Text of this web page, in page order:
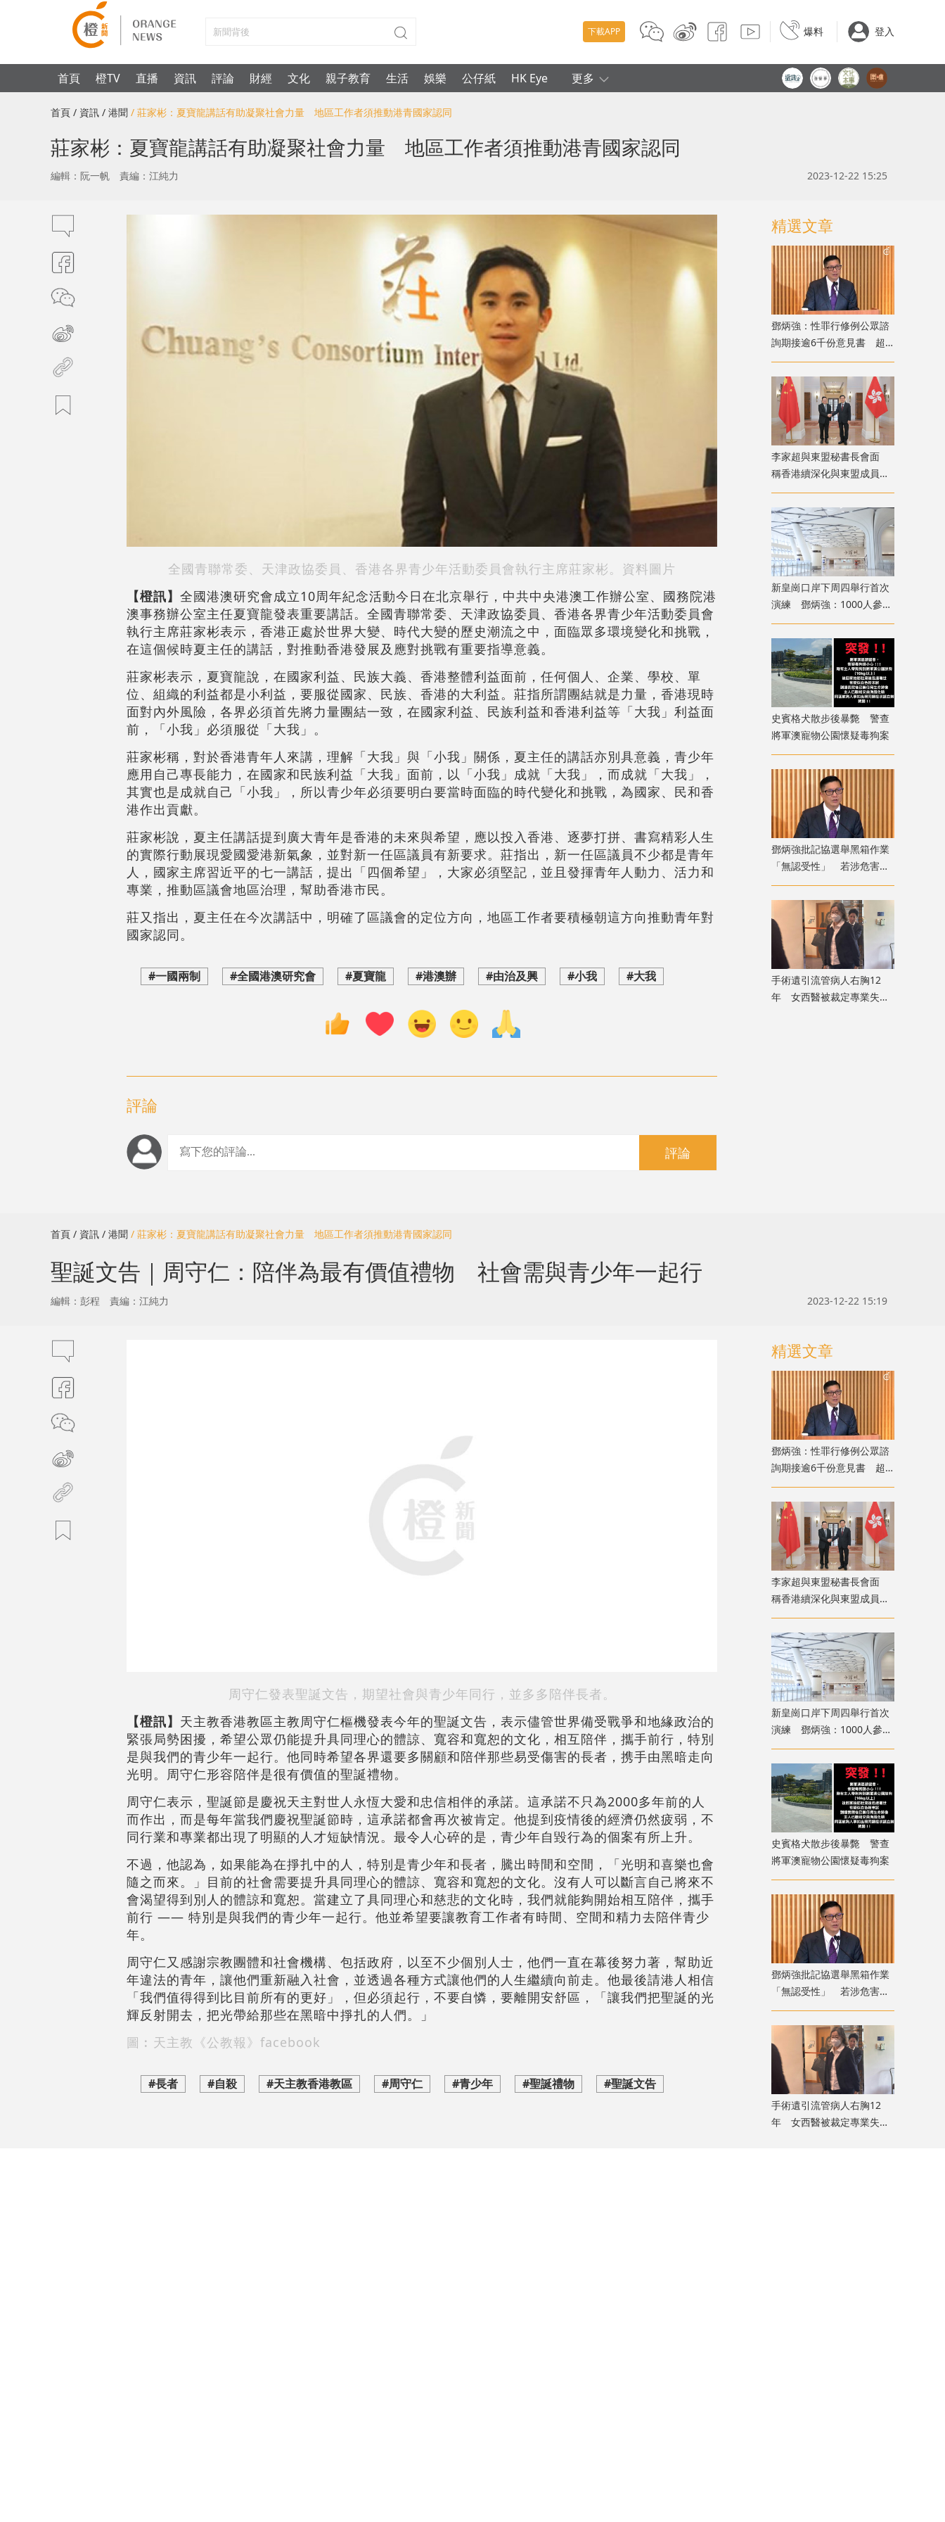
下載APP 爆料 登入
首頁 橙TV 直播 資訊 評論 財經 文化 親子教育 生活 娛樂 公仔紙 HK Eye 更多
首頁 / 資訊 / 港聞 / 莊家彬：夏寶龍講話有助凝聚社會力量 地區工作者須推動港青國家認同
莊家彬：夏寶龍講話有助凝聚社會力量 地區工作者須推動港青國家認同
編輯：阮一帆 責編：江純力 2023-12-22 15:25
全國青聯常委、天津政協委員、香港各界青少年活動委員會執行主席莊家彬。資料圖片
【橙訊】 全國港澳研究會成立10周年紀念活動今日在北京舉行，中共中央港澳工作辦公室、國務院港
澳事務辦公室主任夏寶龍發表重要講話。全國青聯常委、天津政協委員、香港各界青少年活動委員會
執行主席莊家彬表示，香港正處於世界大變、時代大變的歷史潮流之中，面臨眾多環境變化和挑戰，
在這個候時夏主任的講話，對推動香港發展及應對挑戰有重要指導意義。
莊家彬表示，夏寶龍說，在國家利益、民族大義、香港整體利益面前，任何個人、企業、學校、單
位、組織的利益都是小利益，要服從國家、民族、香港的大利益。莊指所謂團結就是力量，香港現時
面對內外風險，各界必須首先將力量團結一致，在國家利益、民族利益和香港利益等「大我」利益面
前，「小我」必須服從「大我」。
莊家彬稱，對於香港青年人來講，理解「大我」與「小我」關係，夏主任的講話亦別具意義，青少年
應用自己專長能力，在國家和民族利益「大我」面前，以「小我」成就「大我」，而成就「大我」，
其實也是成就自己「小我」，所以青少年必須要明白要當時面臨的時代變化和挑戰，為國家、民和香
港作出貢獻。
莊家彬說，夏主任講話提到廣大青年是香港的未來與希望，應以投入香港、逐夢打拼、書寫精彩人生
的實際行動展現愛國愛港新氣象，並對新一任區議員有新要求。莊指出，新一任區議員不少都是青年
人，國家主席習近平的七一講話，提出「四個希望」，大家必須堅記，並且發揮青年人動力、活力和
專業，推動區議會地區治理，幫助香港市民。
莊又指出，夏主任在今次講話中，明確了區議會的定位方向，地區工作者要積極朝這方向推動青年對
國家認同。
#一國兩制 #全國港澳研究會 #夏寶龍 #港澳辦 #由治及興 #小我 #大我
評論
評論
精選文章
鄧炳強：性罪行修例公眾諮
詢期接逾6千份意見書 超
過90%表態支持
李家超與東盟秘書長會面
稱香港續深化與東盟成員國
交流合作
新皇崗口岸下周四舉行首次
演練 鄧炳強：1000人參與
測試交通
史賓格犬散步後暴斃 警查
將軍澳寵物公園懷疑毒狗案
鄧炳強批記協選舉黑箱作業
「無認受性」 若涉危害國
安「後果自負」
手術遺引流管病人右胸12
年 女西醫被裁定專業失當
首頁 / 資訊 / 港聞 / 莊家彬：夏寶龍講話有助凝聚社會力量 地區工作者須推動港青國家認同
聖誕文告｜周守仁：陪伴為最有價值禮物 社會需與青少年一起行
編輯：彭程 責編：江純力 2023-12-22 15:19
周守仁發表聖誕文告，期望社會與青少年同行，並多多陪伴長者。
【橙訊】 天主教香港教區主教周守仁樞機發表今年的聖誕文告，表示儘管世界備受戰爭和地緣政治的
緊張局勢困擾，希望公眾仍能提升具同理心的體諒、寬容和寬恕的文化，相互陪伴，攜手前行，特別
是與我們的青少年一起行。他同時希望各界還要多關顧和陪伴那些易受傷害的長者，携手由黑暗走向
光明。周守仁形容陪伴是很有價值的聖誕禮物。
周守仁表示，聖誕節是慶祝天主對世人永恆大愛和忠信相伴的承諾。這承諾不只為2000多年前的人
而作出，而是每年當我們慶祝聖誕節時，這承諾都會再次被肯定。他提到疫情後的經濟仍然疲弱，不
同行業和專業都出現了明顯的人才短缺情況。最令人心碎的是，青少年自毀行為的個案有所上升。
不過，他認為，如果能為在掙扎中的人，特別是青少年和長者，騰出時間和空間，「光明和喜樂也會
隨之而來。」目前的社會需要提升具同理心的體諒、寬容和寬恕的文化。沒有人可以斷言自己將來不
會渴望得到別人的體諒和寬恕。當建立了具同理心和慈悲的文化時，我們就能夠開始相互陪伴，攜手
前行 —— 特別是與我們的青少年一起行。他並希望要讓教育工作者有時間、空間和精力去陪伴青少
年。
周守仁又感謝宗教團體和社會機構、包括政府，以至不少個別人士，他們一直在幕後努力著，幫助近
年違法的青年，讓他們重新融入社會，並透過各種方式讓他們的人生繼續向前走。他最後請港人相信
「我們值得得到比目前所有的更好」，但必須起行，不要自憐，要離開安舒區，「讓我們把聖誕的光
輝反射開去，把光帶給那些在黑暗中掙扎的人們。」
圖︰天主教《公教報》facebook
#長者 #自殺 #天主教香港教區 #周守仁 #青少年 #聖誕禮物 #聖誕文告
精選文章
鄧炳強：性罪行修例公眾諮
詢期接逾6千份意見書 超
過90%表態支持
李家超與東盟秘書長會面
稱香港續深化與東盟成員國
交流合作
新皇崗口岸下周四舉行首次
演練 鄧炳強：1000人參與
測試交通
史賓格犬散步後暴斃 警查
將軍澳寵物公園懷疑毒狗案
鄧炳強批記協選舉黑箱作業
「無認受性」 若涉危害國
安「後果自負」
手術遺引流管病人右胸12
年 女西醫被裁定專業失當